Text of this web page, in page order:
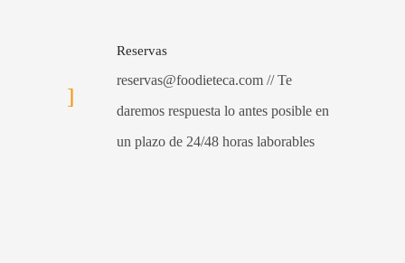
Reservas
reservas@foodieteca.com // Te
daremos respuesta lo antes posible en
un plazo de 24/48 horas laborables